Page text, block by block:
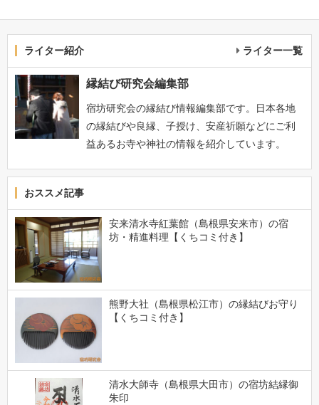
ライター紹介 ライター一覧
縁結び研究会編集部
宿坊研究会の縁結び情報編集部です。日本各地
の縁結びや良縁、子授け、安産祈願などにご利
益あるお寺や神社の情報を紹介しています。
おススメ記事
安来清水寺紅葉館（島根県安来市）の宿
坊・精進料理【くちコミ付き】
熊野大社（島根県松江市）の縁結びお守り
【くちコミ付き】
清水大師寺（島根県大田市）の宿坊結縁御
朱印